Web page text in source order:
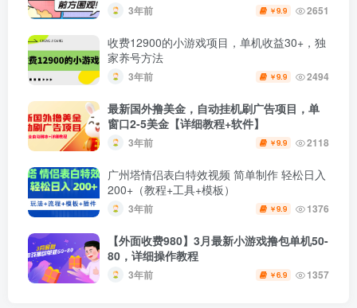
3年前 ￥9.9 2651
收费12900的小游戏项目，单机收益30+，独
家养号方法
3年前 ￥9.9 2494
最新国外撸美金，自动挂机刷广告项目，单
窗口2-5美金【详细教程+软件】
3年前 ￥9.9 2118
广州塔情侣表白特效视频 简单制作 轻松日入
200+（教程+工具+模板）
3年前 ￥9.9 1376
【外面收费980】3月最新小游戏撸包单机50-
80，详细操作教程
3年前 ￥6.9 1357